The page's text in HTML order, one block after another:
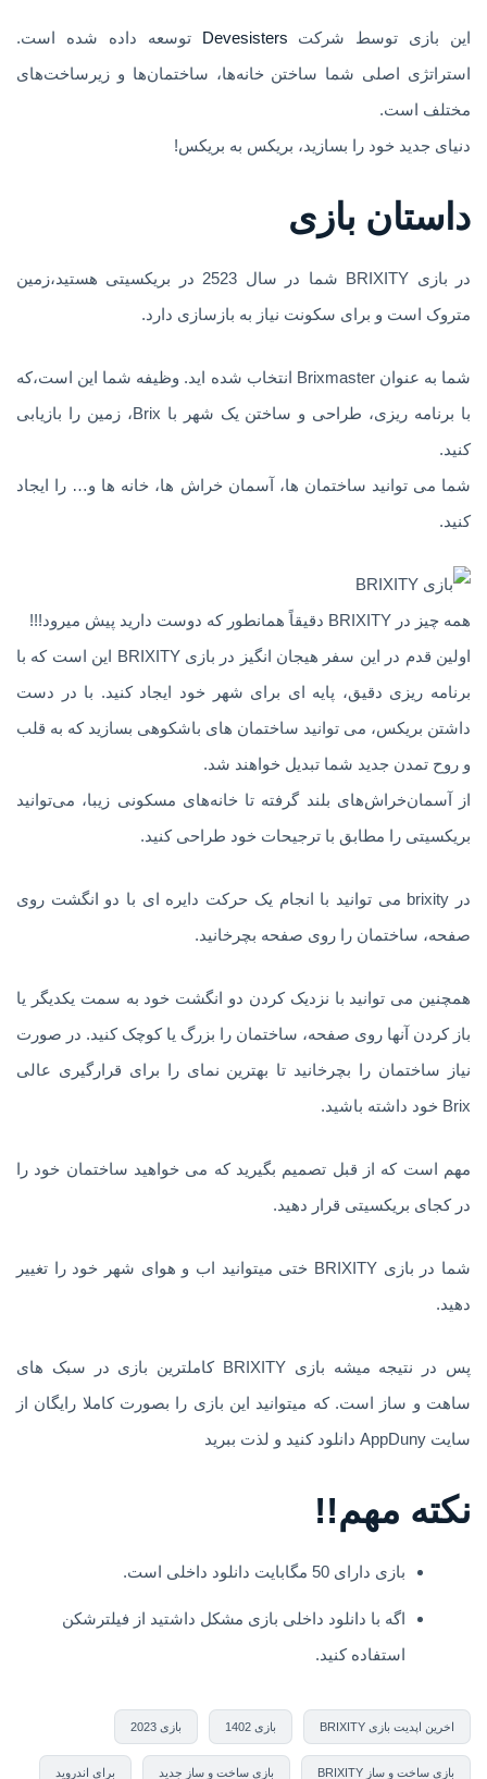
این بازی توسط شرکت Devesisters
توسعه داده شده است.
استراتژی اصلی شما ساختن خانه‌ها، ساختمان‌ها و زیرساخت‌های
مختلف است.
دنیای جدید خود را بسازید، بریکس به بریکس!
داستان بازی
در بازی BRIXITY شما در سال 2523 در بریکسیتی هستید،زمین
متروک است و برای سکونت نیاز به بازسازی دارد.
شما به عنوان Brixmaster انتخاب شده اید. وظیفه شما این است،که
با برنامه ریزی، طراحی و ساختن یک شهر با Brix، زمین را بازیابی
کنید.
شما می توانید ساختمان ها، آسمان خراش ها، خانه ها و… را ایجاد
کنید.
همه چیز در BRIXITY دقیقاً همانطور که دوست دارید پیش میرود!!!
اولین قدم در این سفر هیجان انگیز در بازی BRIXITY این است که با
برنامه ریزی دقیق، پایه ای برای شهر خود ایجاد کنید. با در دست
داشتن بریکس، می توانید ساختمان های باشکوهی بسازید که به قلب
و روح تمدن جدید شما تبدیل خواهند شد.
از آسمان‌خراش‌های بلند گرفته تا خانه‌های مسکونی زیبا، می‌توانید
بریکسیتی را مطابق با ترجیحات خود طراحی کنید.
در brixity می توانید با انجام یک حرکت دایره ای با دو انگشت روی
صفحه، ساختمان را روی صفحه بچرخانید.
همچنین می توانید با نزدیک کردن دو انگشت خود به سمت یکدیگر یا
باز کردن آنها روی صفحه، ساختمان را بزرگ یا کوچک کنید. در صورت
نیاز ساختمان را بچرخانید تا بهترین نمای را برای قرارگیری عالی
Brix خود داشته باشید.
مهم است که از قبل تصمیم بگیرید که می خواهید ساختمان خود را
در کجای بریکسیتی قرار دهید.
شما در بازی BRIXITY ختی میتوانید اب و هوای شهر خود را تغییر
دهید.
پس در نتیجه میشه بازی BRIXITY کاملترین بازی در سبک های
ساهت و ساز است. که میتوانید این بازی را بصورت کاملا رایگان از
سایت AppDuny دانلود کنید و لذت ببرید
نکته مهم!!
بازی دارای 50 مگابایت دانلود داخلی است.
اگه با دانلود داخلی بازی مشکل داشتید از فیلترشکن
استفاده کنید.
اخرین اپدیت بازی BRIXITY بازی 1402 بازی 2023
بازی ساخت و ساز BRIXITY بازی ساخت و ساز جدید برای اندروید